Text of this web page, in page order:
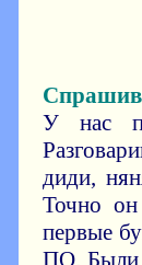
У нас
диди,
Точно он
первые
ПО. Были